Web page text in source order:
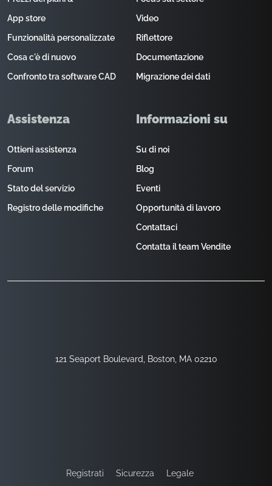
121 Seaport Boulevard, Boston, MA 02210
App store
Funzionalità personalizzate
Cosa c'è di nuovo
Confronto tra software CAD
Video
Riflettore
Documentazione
Migrazione dei dati
Assistenza
Ottieni assistenza
Forum
Stato del servizio
Registro delle modifiche
Informazioni su
Su di noi
Blog
Eventi
Opportunità di lavoro
Contattaci
Contatta il team Vendite
Registrati Sicurezza
Legale